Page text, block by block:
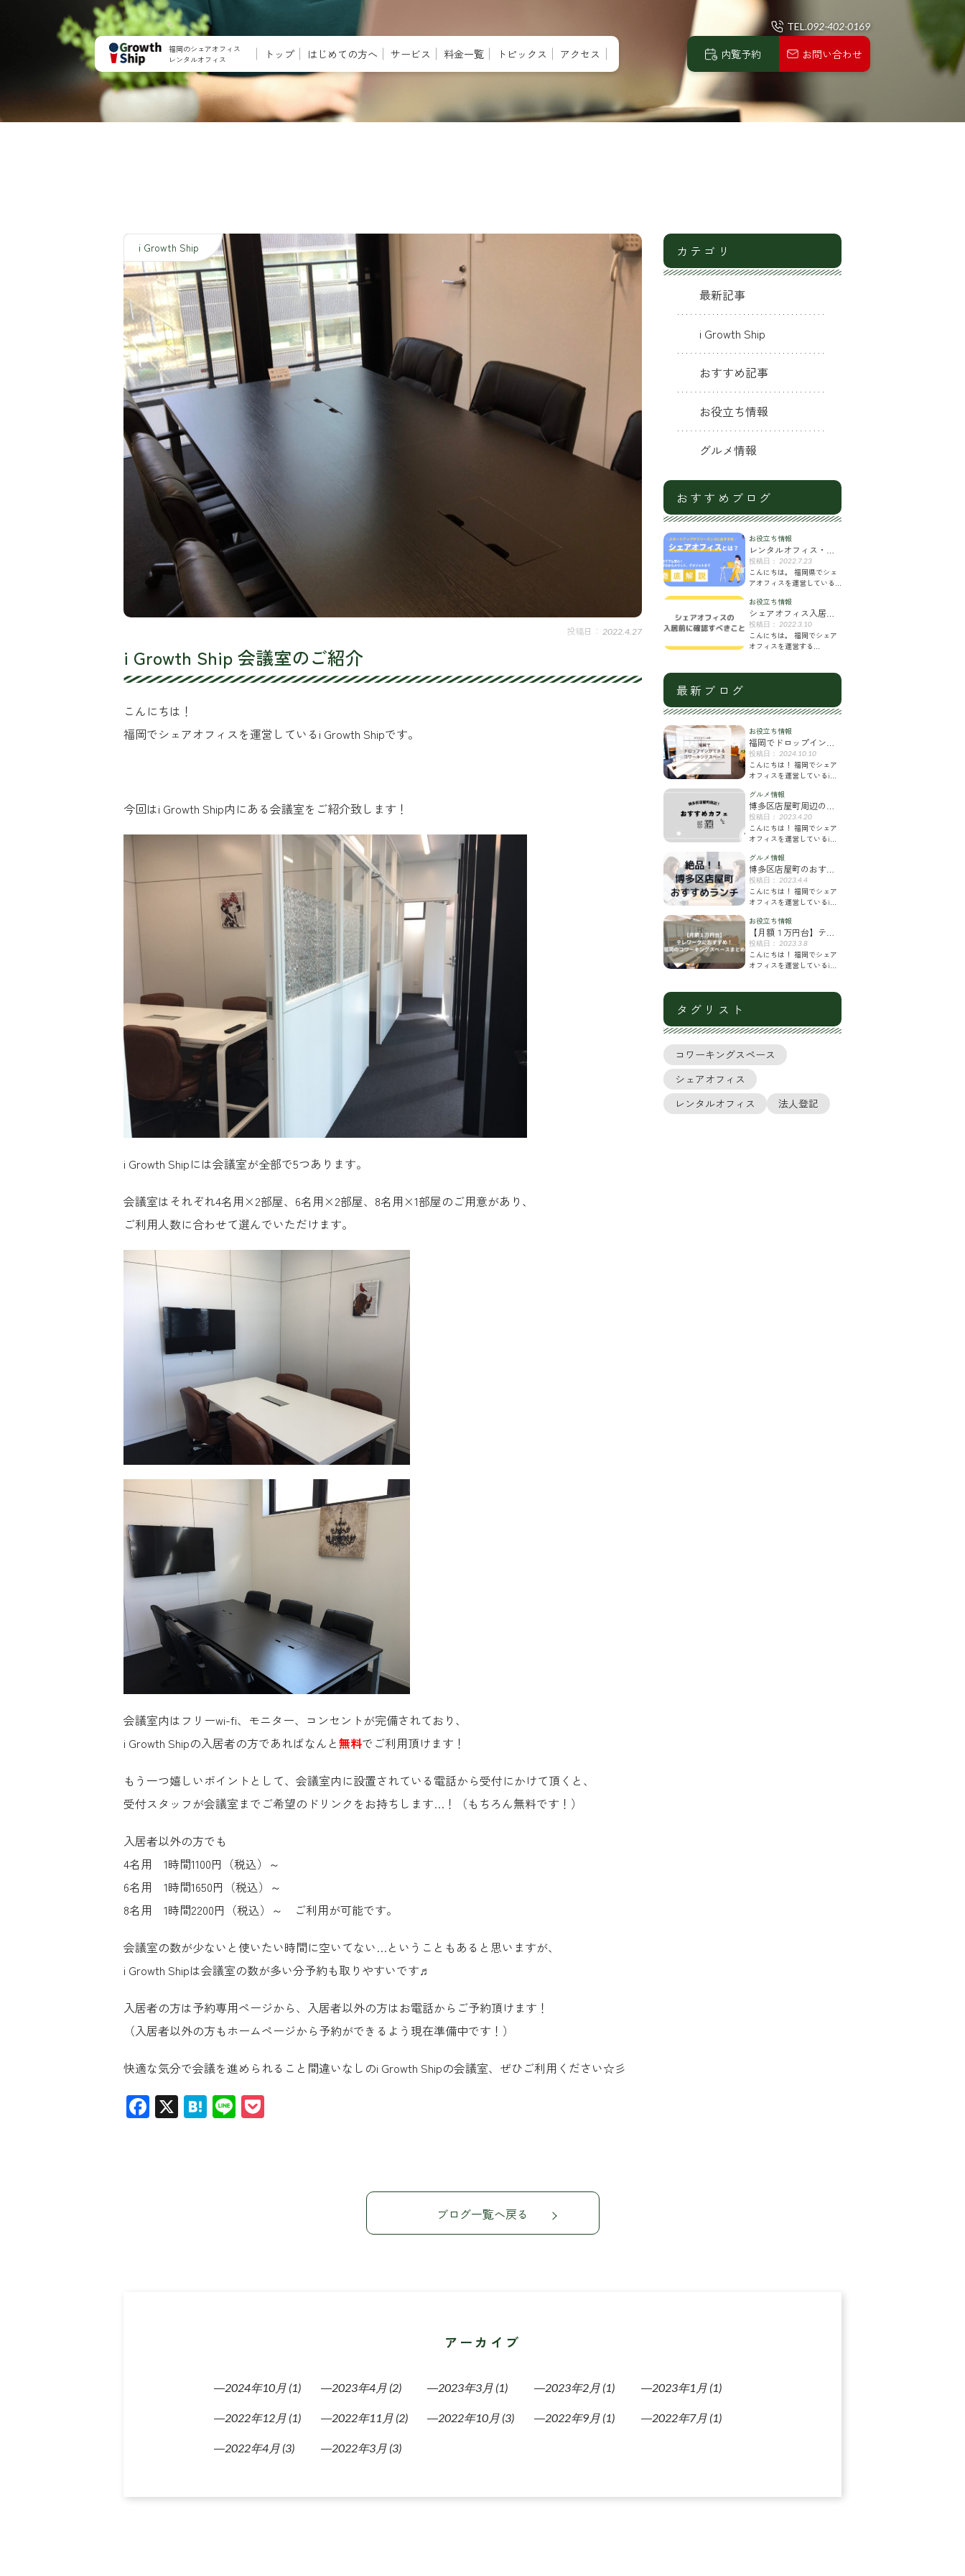
福岡のシェアオフィス
レンタルオフィス
トップ はじめての方へ サービス 料金一覧 トピックス アクセス 内覧予約 お問い合わせ
TEL.092-402-0169
i Growth Ship
2022.4.27
i Growth Ship 会議室のご紹介
こんにちは！
福岡でシェアオフィスを運営しているi Growth Shipです。
今回はi Growth Ship内にある会議室をご紹介致します！
i Growth Shipには会議室が全部で5つあります。
会議室はそれぞれ4名用×2部屋、6名用×2部屋、8名用×1部屋のご用意があり、
ご利用人数に合わせて選んでいただけます。
会議室内はフリーwi-fi、モニター、コンセントが完備されており、
i Growth Shipの入居者の方であればなんと無料でご利用頂けます！
もう一つ嬉しいポイントとして、会議室内に設置されている電話から受付にかけて頂くと、
受付スタッフが会議室までご希望のドリンクをお持ちします…！（もちろん無料です！）
入居者以外の方でも
4名用 1時間1100円（税込）～
6名用 1時間1650円（税込）～
8名用 1時間2200円（税込）～ ご利用が可能です。
会議室の数が少ないと使いたい時間に空いてない…ということもあると思いますが、
i Growth Shipは会議室の数が多い分予約も取りやすいです♬
入居者の方は予約専用ページから、入居者以外の方はお電話からご予約頂けます！
（入居者以外の方もホームページから予約ができるよう現在準備中です！）
快適な気分で会議を進められること間違いなしのi Growth Shipの会議室、ぜひご利用ください☆彡
Facebook
X Hatena
Line
カテゴリ
最新記事
i Growth Ship
おすすめ記事
お役立ち情報
グルメ情報
おすすめブログ
お役立ち情報
レンタルオフィス・シ
ェアオフィスとは？選
び方やメリット・デメ
リットも徹底解説
2022.7.23
こんにちは。 福岡県でシェ
アオフィスを運営している
です。 今回は自宅以外で仕
事ができる環境（＝ワ
お役立ち情報
シェアオフィス入居前
に確認すべき13のこと
2022.3.10
こんにちは。 福岡でシェア
オフィスを運営する
最新ブログ
お役立ち情報
福岡でドロップインが
できるコワーキングス
ペースまとめ
2024.10.10
こんにちは！ 福岡でシェア
オフィスを運営しているi
にはたくさんのコワーキン
グスペースがオープ
グルメ情報
博多区店屋町周辺のお
すすめカフェ
2023.4.20
こんにちは！ 福岡でシェア
オフィスを運営しているi
iGrowthShipがある店屋町周
辺のカフェを集
グルメ情報
博多区店屋町のおすす
めランチ７選！
2023.4.4
こんにちは！ 福岡でシェア
オフィスを運営しているi
Shipがある博多区店屋町周
辺に
お役立ち情報
【月額１万円台】テレ
ワークにおすすめ！福
岡のコワーキングスペ
ース
2023.3.8
こんにちは！ 福岡でシェア
オフィスを運営しているi
タグリスト
コワーキングスペース
シェアオフィス
レンタルオフィス
法人登記
ブログ一覧へ戻る
アーカイブ
2024年10月 (1) 2023年4月(2) 2023年3月 (1) 2023年2月(1) 2023年1月(1)
2022年12月 (1) 2022年11月(2) 2022年10月 (3) 2022年9月(1) 2022年7月(1)
2022年4月 (3) 2022年3月(3)